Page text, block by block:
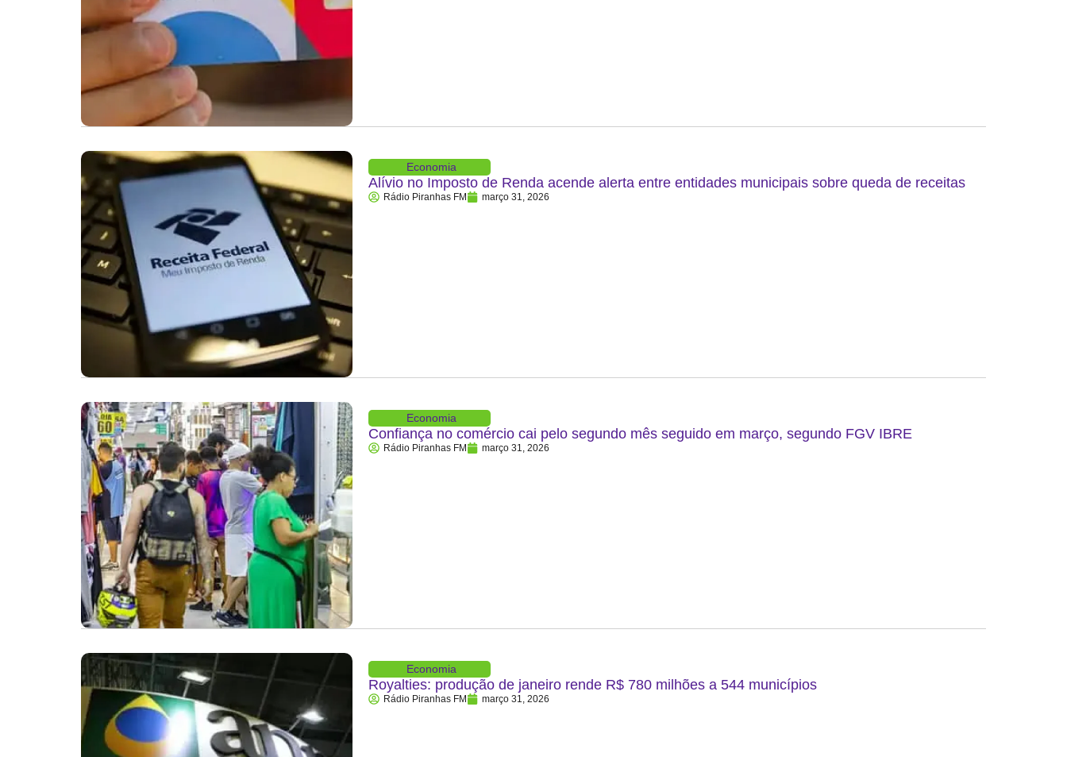
Economia
Alívio no Imposto de Renda acende alerta entre entidades municipais sobre queda de receitas
Rádio Piranhas FM março 31, 2026
Economia
Confiança no comércio cai pelo segundo mês seguido em março, segundo FGV IBRE
Rádio Piranhas FM março 31, 2026
Economia
Royalties: produção de janeiro rende R$ 780 milhões a 544 municípios
Rádio Piranhas FM março 31, 2026